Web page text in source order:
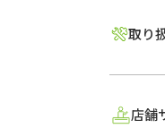
取り
店舗